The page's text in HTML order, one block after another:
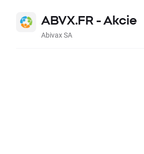
ABVX.FR - Akcie
Abivax SA